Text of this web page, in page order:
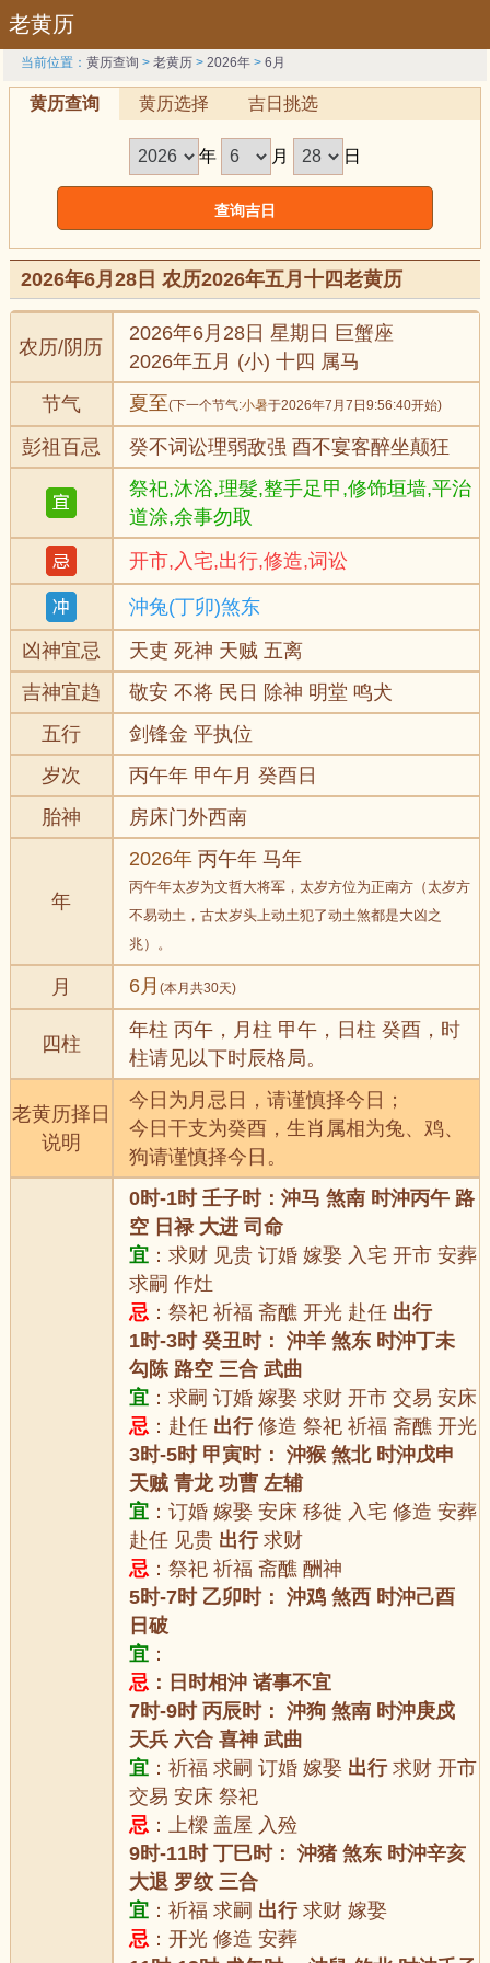
老黄历
当前位置：黄历查询 >老黄历 >2026年 >6月
黄历查询 黄历选择 吉日挑选
年 月 日
2026年6月28日 农历2026年五月十四老黄历
农历/阴历
2026年6月28日 星期日 巨蟹座
2026年五月 (小) 十四 属马
节气
夏至(下一个节气:小暑于2026年7月7日9:56:40开始)
彭祖百忌
癸不词讼理弱敌强 酉不宴客醉坐颠狂
祭祀,沐浴,理髮,整手足甲,修饰垣墙,平治
道涂,余事勿取
开市,入宅,出行,修造,词讼
沖兔(丁卯)煞东
凶神宜忌
天吏 死神 天贼 五离
吉神宜趋
敬安 不将 民日 除神 明堂 鸣犬
五行
剑锋金 平执位
岁次
丙午年 甲午月 癸酉日
胎神
房床门外西南
年
2026年 丙午年 马年
丙午年太岁为文哲大将军，太岁方位为正南方（太岁方
不易动土，古太岁头上动土犯了动土煞都是大凶之
兆）。
月 6月(本月共30天)
四柱
年柱 丙午，月柱 甲午，日柱 癸酉，时
柱请见以下时辰格局。
老黄历择日
说明
今日为月忌日，请谨慎择今日；
今日干支为癸酉，生肖属相为兔、鸡、
狗请谨慎择今日。
0时-1时 壬子时：沖马 煞南 时沖丙午 路
空 日禄 大进 司命
宜 ：求财 见贵 订婚 嫁娶 入宅 开市 安葬
求嗣 作灶
忌 ：祭祀 祈福 斋醮 开光 赴任 出行
1时-3时 癸丑时： 沖羊 煞东 时沖丁未
勾陈 路空 三合 武曲
宜 ：求嗣 订婚 嫁娶 求财 开市 交易 安床
忌 ：赴任 出行修造 祭祀 祈福 斋醮 开光
3时-5时 甲寅时： 沖猴 煞北 时沖戊申
天贼 青龙 功曹 左辅
宜 ：订婚 嫁娶 安床 移徙 入宅 修造 安葬
赴任 见贵 出行求财
忌 ：祭祀 祈福 斋醮 酬神
5时-7时 乙卯时： 沖鸡 煞西 时沖己酉
日破
宜 ：
忌 ：日时相沖 诸事不宜
7时-9时 丙辰时： 沖狗 煞南 时沖庚戍
天兵 六合 喜神 武曲
宜 ：祈福 求嗣 订婚 嫁娶 出行求财 开市
交易 安床 祭祀
忌 ：上樑 盖屋 入殓
9时-11时 丁巳时： 沖猪 煞东 时沖辛亥
大退 罗纹 三合
宜 ：祈福 求嗣 出行求财 嫁娶
忌 ：开光 修造 安葬